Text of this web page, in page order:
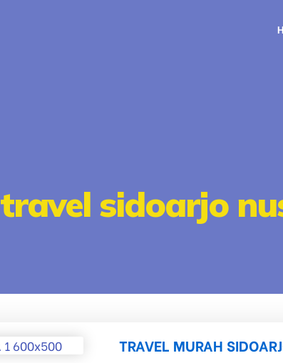
travel sidoarjo
TRAVEL MURAH